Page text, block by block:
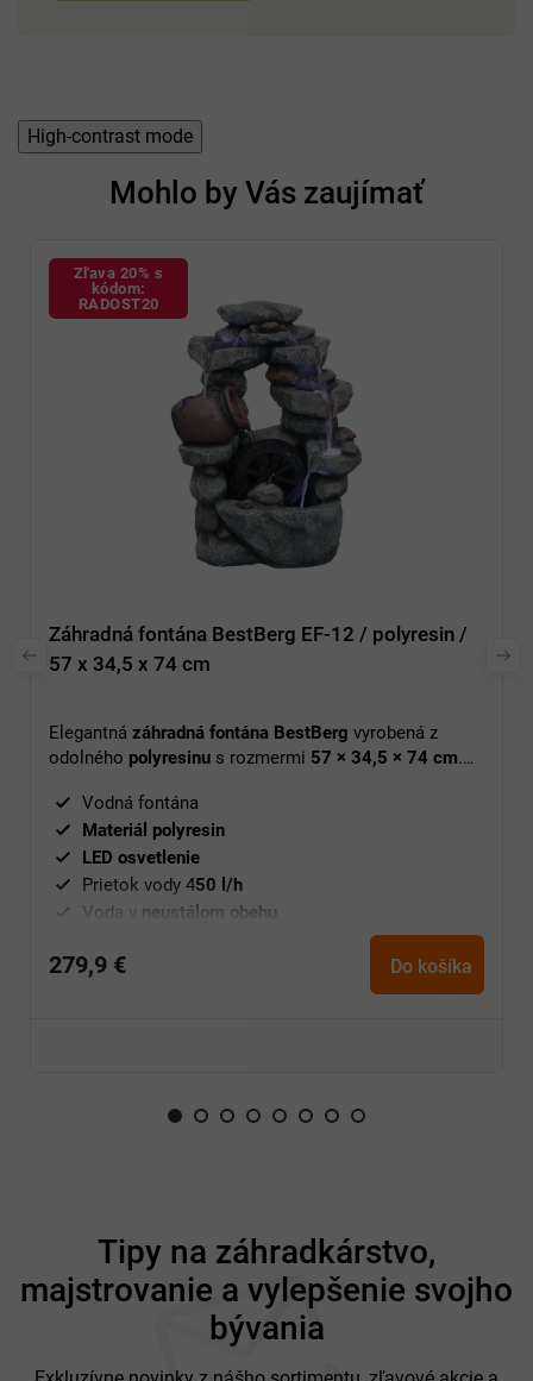
High-contrast mode
Mohlo by Vás zaujímať
Zľava 20% s
kódom:
RADOST20
Záhradná fontána BestBerg EF-12 / polyresin /
57 x 34,5 x 74 cm
Elegantná záhradná fontána BestBerg vyrobená z
odolného polyresinu s rozmermi 57 × 34,5 × 74 cm.
dekorácia záhrady alebo terasy
Vodná fontána
Materiál polyresin
LED osvetlenie
Prietok vody 450 l/h
Voda v neustálom obehu
Rozměry 57 x 34,5 x 74 cm
279,9 € Do košíka
Tipy na záhradkárstvo,
majstrovanie a vylepšenie svojho
bývania